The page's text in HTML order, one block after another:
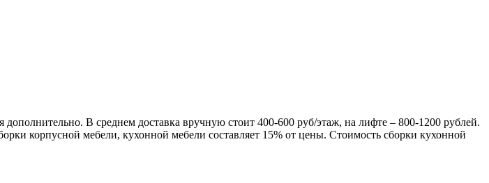
В среднем доставка вручную стоит 400-600 руб/этаж, на лифте – 800-1200 рублей.
корпусной мебели, кухонной мебели составляет 15% от цены. Стоимость сборки кухонной